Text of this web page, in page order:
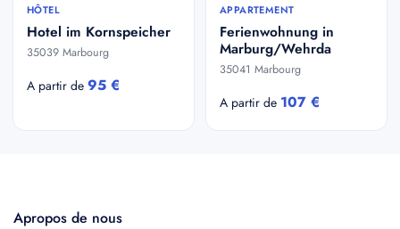
HÔTEL
Hotel im Kornspeicher
35039 Marbourg
A partir de 95 €
APPARTEMENT
Ferienwohnung in
Marburg/Wehrda
35041 Marbourg
A partir de 107 €
Apropos de nous